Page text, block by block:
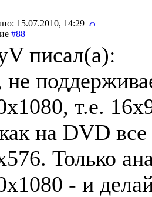
15.07.2010, 14:29
#88
писал(a):
не
т.е.
на DVD
Только
- и